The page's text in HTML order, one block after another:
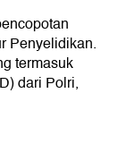
Penyelidikan.
termasuk
dari Polri,